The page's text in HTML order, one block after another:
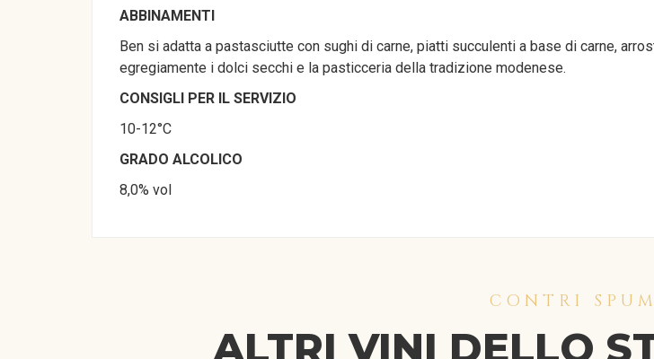
ABBINAMENTI
Ben si adatta a pastasciutte con sughi di carne, piatti succulenti a base di carne,
egregiamente i dolci secchi e la pasticceria della tradizione modenese.
CONSIGLI PER IL SERVIZIO
10-12°C
GRADO ALCOLICO
8,0% vol
CONTRI
ALTRI VINI DELLO